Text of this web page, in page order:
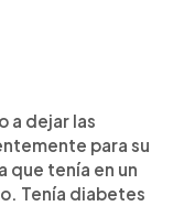
a dejar las
para su
que tenía en un
Tenía diabetes